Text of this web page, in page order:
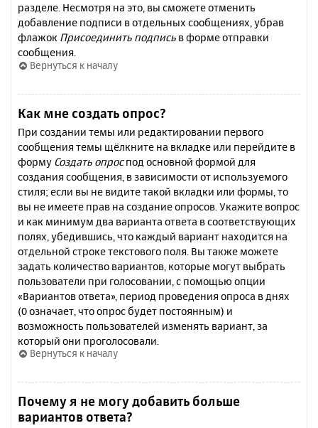
разделе. Несмотря на это, вы сможете отменить
добавление подписи в отдельных сообщениях, убрав
флажок Присоединить подпись в форме отправки
сообщения.
Вернуться к началу
Как мне создать опрос?
При создании темы или редактировании первого
сообщения темы щёлкните на вкладке или перейдите в
форму Создать опроспод основной формой для
создания сообщения, в зависимости от используемого
стиля; если вы не видите такой вкладки или формы, то
вы не имеете прав на создание опросов. Укажите вопрос
и как минимум два варианта ответа в соответствующих
полях, убедившись, что каждый вариант находится на
отдельной строке текстового поля. Вы также можете
задать количество вариантов, которые могут выбрать
пользователи при голосовании, с помощью опции
«Вариантов ответа», период проведения опроса в днях
(0 означает, что опрос будет постоянным) и
возможность пользователей изменять вариант, за
который они проголосовали.
Вернуться к началу
Почему я не могу добавить больше
вариантов ответа?